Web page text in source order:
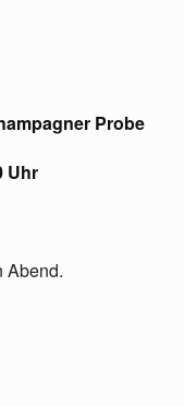
Probe
Uhr
Abend.